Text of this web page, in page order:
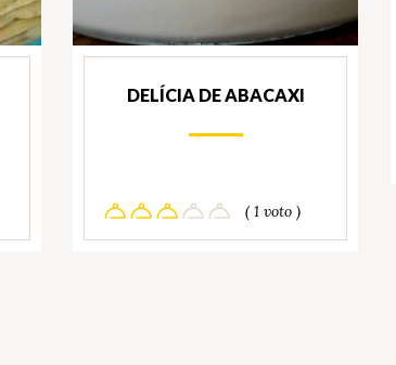
DELÍCIA DE ABACAXI
( 1 voto )